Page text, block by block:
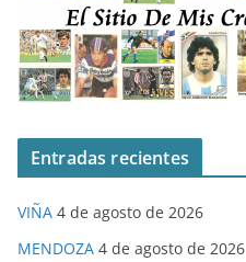
Entradas recientes
VIÑA 4 de agosto de 2026
MENDOZA 4 de agosto de 2026